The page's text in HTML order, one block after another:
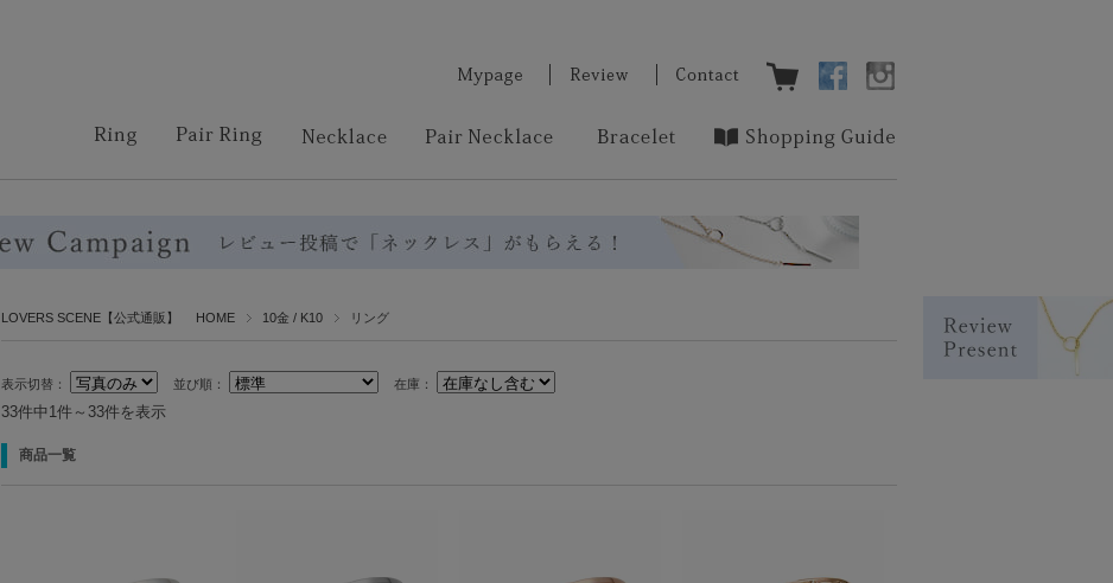
LOVERS SCENE【公式通販】 HOME 10金 / K10 リング
表示切替： 並び順： 在庫：
33件中1件～33件を表示
商品一覧